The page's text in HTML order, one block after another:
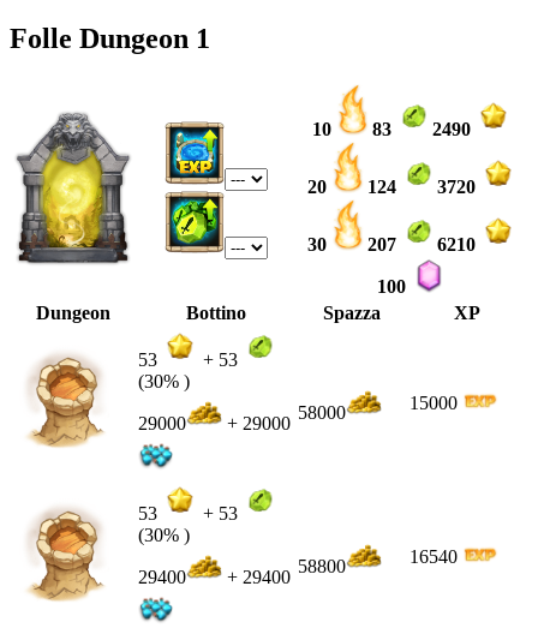
Folle Dungeon 1
10 83 2490
20 124 3720
30 207 6210
100
Dungeon
Bottino Spazza XP
53 + 53
(30% )
29000 + 29000
58000 15000
53 + 53
(30% )
29400 + 29400
58800 16540